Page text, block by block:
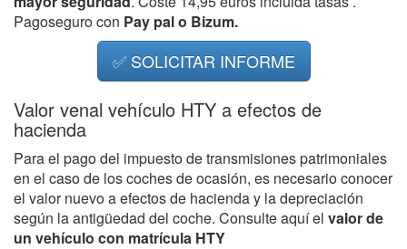
Pagoseguro con Pay pal o Bizum.
✅ SOLICITAR INFORME
Valor venal vehículo HTY a efectos de
hacienda
Para el pago del impuesto de transmisiones patrimoniales
en el caso de los coches de ocasión, es necesario conocer
el valor nuevo a efectos de hacienda y la depreciación
según la antigüedad del coche. Consulte aquí el valor de
un vehículo con matrícula HTY